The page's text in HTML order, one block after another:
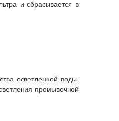
и сбрасывается в
осветленной воды.
промывочной